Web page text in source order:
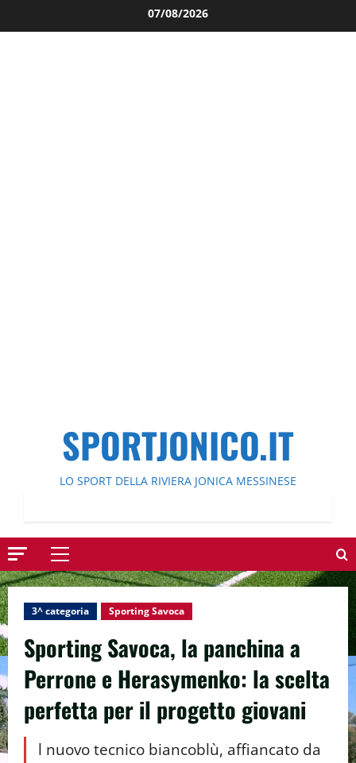
al
07/08/2026
SPORTJONICO.IT
LO SPORT DELLA RIVIERA JONICA MESSINESE
Menu
principale
3^ categoria Sporting Savoca
Sporting Savoca, la panchina a
Perrone e Herasymenko: la scelta
perfetta per il progetto giovani
l nuovo tecnico biancoblù, affiancato da